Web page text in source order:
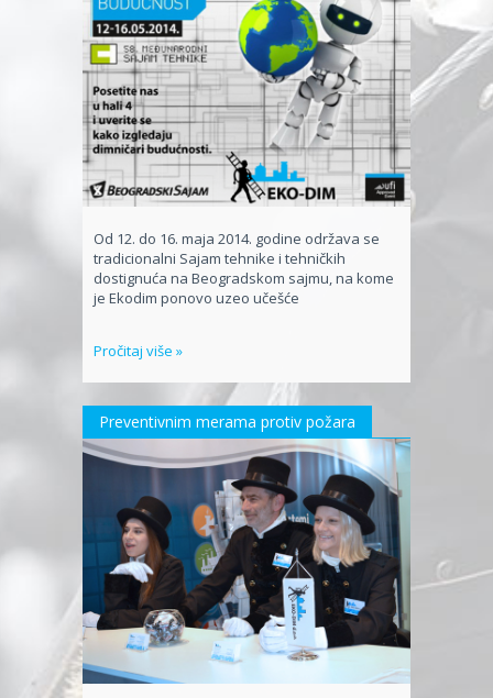
Od 12. do 16. maja 2014. godine održava se
tradicionalni Sajam tehnike i tehničkih
dostignuća na Beogradskom sajmu, na kome
je Ekodim ponovo uzeo učešće
Pročitaj više »
Preventivnim merama protiv požara